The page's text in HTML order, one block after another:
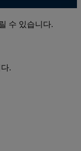
수 있습니다.
.